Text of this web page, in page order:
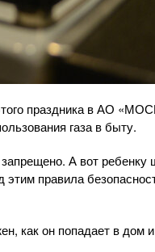
праздника в АО
газа в быту.
А вот ребенку
этим правила
как он попадает в